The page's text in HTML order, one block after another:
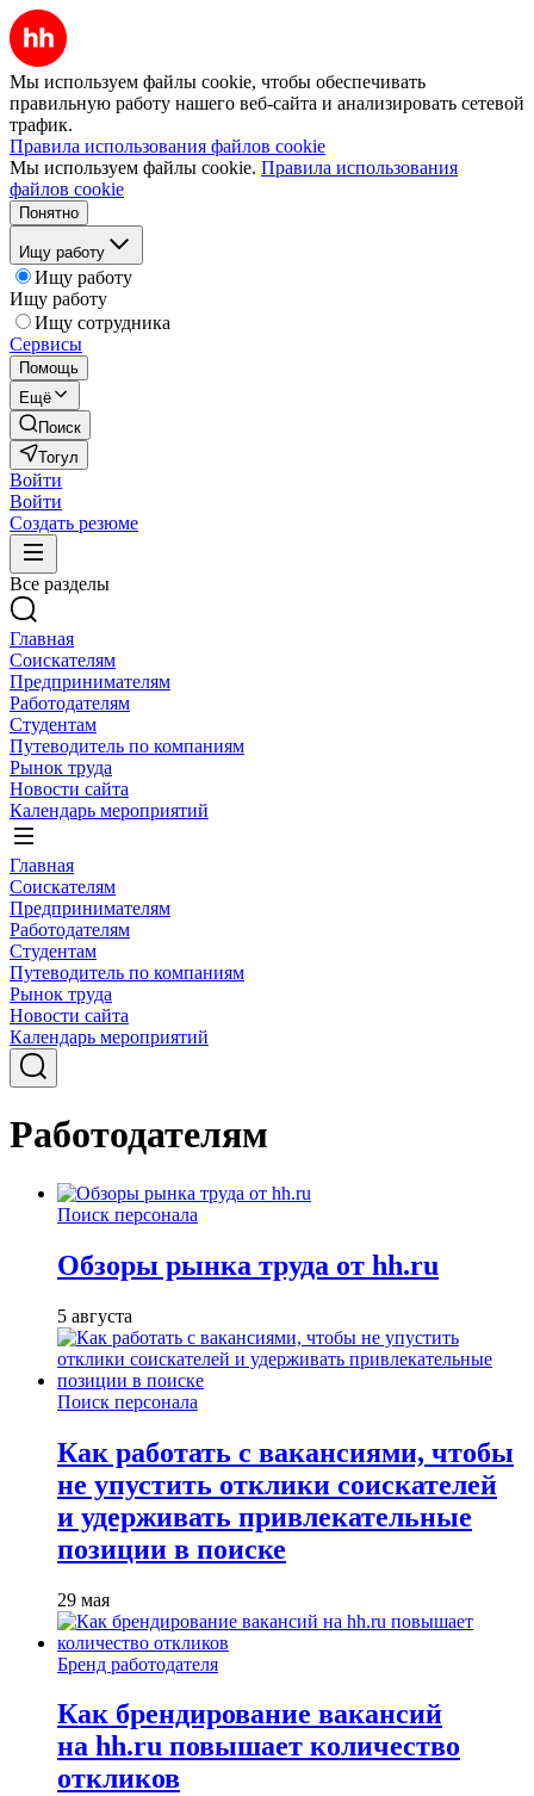
Мы используем файлы cookie, чтобы обеспечивать
правильную работу нашего веб-сайта и анализировать сетевой
трафик.
Правила использования файлов cookie
Мы используем файлы cookie. Правила использования
файлов cookie
Понятно
Ищу работу
Ищу работу
Ищу работу
Ищу сотрудника
Сервисы
Помощь
Ещё
Поиск
Тогул
Войти
Войти
Создать резюме
Все разделы
Главная
Соискателям
Предпринимателям
Работодателям
Студентам
Путеводитель по компаниям
Рынок труда
Новости сайта
Календарь мероприятий
Главная
Соискателям
Предпринимателям
Работодателям
Студентам
Путеводитель по компаниям
Рынок труда
Новости сайта
Календарь мероприятий
Работодателям
Поиск персонала
Обзоры рынка труда от hh.ru
5 августа
Поиск персонала
Как работать с вакансиями, чтобы
не упустить отклики соискателей
и удерживать привлекательные
позиции в поиске
29 мая
Бренд работодателя
Как брендирование вакансий
на hh.ru повышает количество
откликов